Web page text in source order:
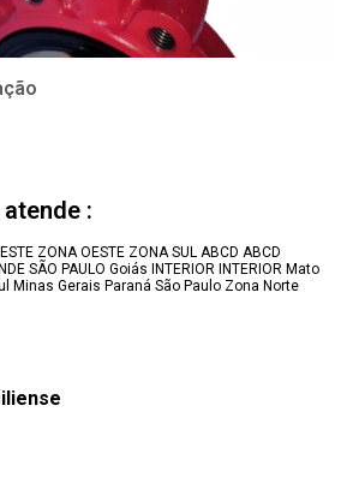
:
ZONA OESTE ZONA SUL ABCD ABCD
SÃO PAULO Goiás INTERIOR INTERIOR Mato
Minas Gerais Paraná São Paulo Zona Norte